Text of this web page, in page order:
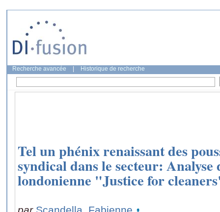
Recherche avancée Historique de recherche
Tel un phénix renaissant des
syndical dans le secteur: Analyse
londonienne "Justice for
par Scandella, Fabienne